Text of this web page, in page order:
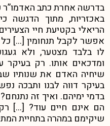
בדרשה אחרת כתב האדמו”ר
באכזריות, מתוך הדגשה
הריאלי בקטיעת חיי
אפשר לקבל תנחומין […]
לו בלבד מצטער, ולא
ומדכאים אותו. רק
שיחיה האדם את שנותיו
בעיקר דווה לבנו ותבכה
בדמי ימיהם. ואיך זה
הם אינם חיים עוד? […]
שיקימם במהרה בתחיית